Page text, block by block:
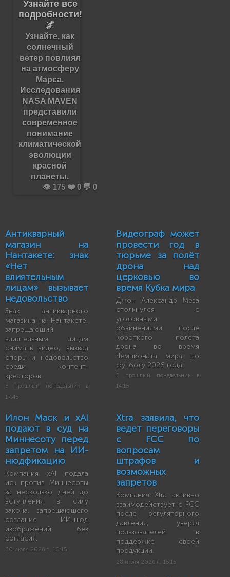
Узнайте все
подробности!
🌌
Узнайте, как
солнечный
ветер повлиял
на атмосферу
Марса.
Исследования
NASA MAVEN
представили
современное
понимание
климатической
эволюции
красной
планеты.
👁️ 175 ❤️ 0 💬 0
Антикварный
магазин на
Нантакете: знак
«Нет
влиятельным
лицам» вызывает
недовольство
Знак антикварного
магазина на Нантакете,
запрещающий
влиятельным лицам
снимать видео, вызвал
споры и недовольство
среди контент-
креаторов.
В прошлый понедельник в
17:45
Видеограф может
провести год в
тюрьме за полёт
дрона над
церковью во
время Кубка мира
Джон Александр Меза
столкнулся с
уголовными
обвинениями после
короткого полета
дрона во время
Чемпионата мира по
футболу 2026 года.
В прошлый понедельник в
14:15
Илон Маск и xAI
подают в суд на
Миннесоту перед
запретом на ИИ-
нюдфикацию
Компания xAI подала
иск против Миннесоты
за несколько дней до
вступления в силу
закона, запрещающего
создание ИИ-нюд
изображений без
согласия.
30 июля 2026 г., 10:15
Xtra заявила, что
ведет переговоры
с FCC по
вопросам
штрафов и
возможных
запретов
Компания Xtra активно
взаимодействует с FCC
после регуляторного
давления, уверяя
пользователей в
поддержке своей
продукции.
28 июля 2026 г., 15:15